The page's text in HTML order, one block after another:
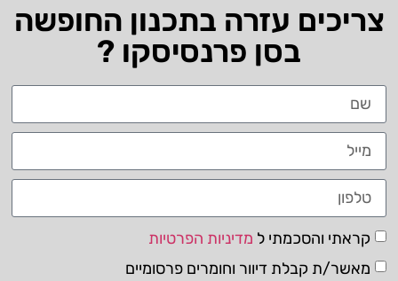
צריכים עזרה בתכנון החופשה
בסן פרנסיסקו ?
קראתי והסכמתי ל מדיניות הפרטיות
מאשר/ת קבלת דיוור וחומרים פרסומיים